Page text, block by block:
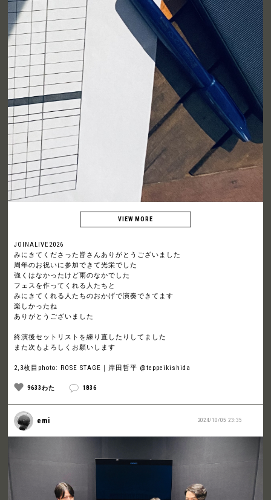
JOINALIVE2026
みにきてくださった皆さんありがとうございました
周年のお祝いに参加できて光栄でした
強くはなかったけど雨のなかでした
フェスを作ってくれる人たちと
みにきてくれる人たちのおかげで演奏できてます
楽しかったね
ありがとうございました
終演後セットリストを練り直したりしてました
また次もよろしくお願いします
2,3枚目photo: ROSE STAGE｜岸田哲平 @teppeikishida
9633わた 1836
2024/10/05 23:35
emi